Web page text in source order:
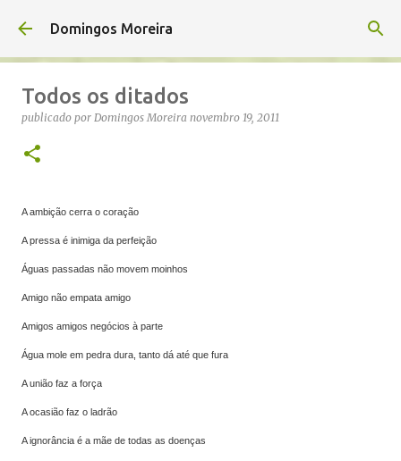
Avançar para o conteúdo principal
Domingos Moreira
Todos os ditados
publicado por Domingos Moreira novembro 19, 2011
A ambição cerra o coração
A pressa é inimiga da perfeição
Águas passadas não movem moinhos
Amigo não empata amigo
Amigos amigos negócios à parte
Água mole em pedra dura, tanto dá até que fura
A união faz a força
A ocasião faz o ladrão
A ignorância é a mãe de todas as doenças